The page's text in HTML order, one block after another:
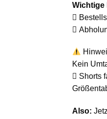
Wichtige


Kein
 Shorts
Also: